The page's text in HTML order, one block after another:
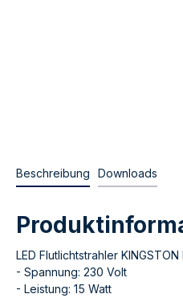
Beschreibung Downloads
LED Flutlichtstrahler KINGSTON
- Spannung: 230 Volt
- Leistung: 15 Watt